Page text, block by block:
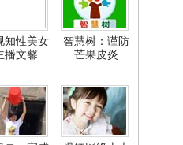
知性美女
播文馨
智慧树：谨防
芒果皮炎